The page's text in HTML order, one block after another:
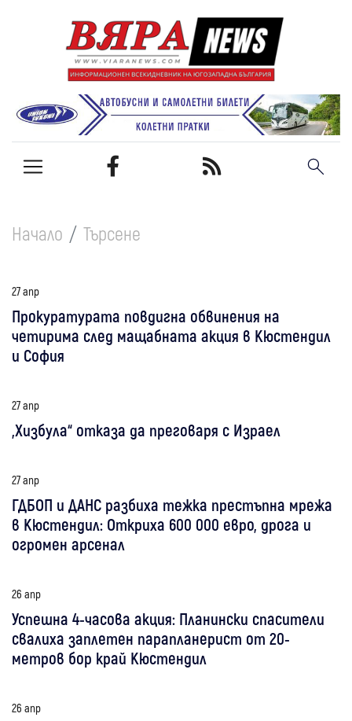
Начало Търсене
27 апр
Прокуратурата повдигна обвинения на
четирима след мащабната акция в Кюстендил
и София
27 апр
„Хизбула“ отказа да преговаря с Израел
27 апр
ГДБОП и ДАНС разбиха тежка престъпна мрежа
в Кюстендил: Откриха 600 000 евро, дрога и
огромен арсенал
26 апр
Успешна 4-часова акция: Планински спасители
свалиха заплетен парапланерист от 20-
метров бор край Кюстендил
26 апр